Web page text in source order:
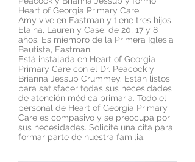
Heart of Georgia Primary Care.
Amy vive en Eastman y tiene tres hijos,
Elaina, Lauren y Case; de 20, 17 y 8
años. Es miembro de la Primera Iglesia
Bautista, Eastman.
Está instalada en Heart of Georgia
Primary Care con el Dr. Peacock y
Brianna Jessup Crummey. Están listos
para satisfacer todas sus necesidades
de atención médica primaria. Todo el
personal de Heart of Georgia Primary
Care es compasivo y se preocupa por
sus necesidades. Solicite una cita para
formar parte de nuestra familia.